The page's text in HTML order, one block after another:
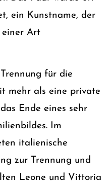
ein Kunstname, der
einer Art
für die
mehr als eine private
Ende eines sehr
Im
italienische
zur Trennung und
Leone und Vittoria